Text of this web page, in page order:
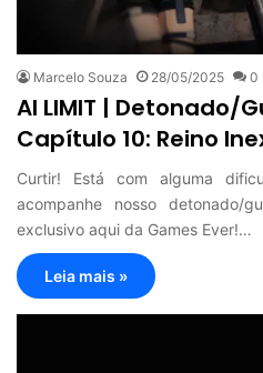
Marcelo Souza 28/05/2025 0
AI LIMIT | Detonado/
Capítulo 10: Reino
Curtir! Está com alguma
acompanhe nosso detonado/
exclusivo aqui da Games Ever!…
Leia mais »